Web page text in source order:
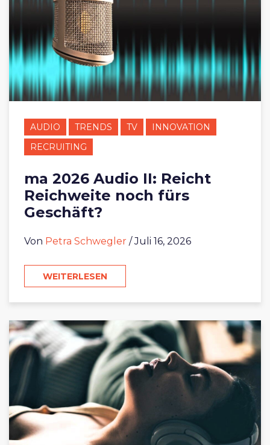
AUDIO TRENDS TV
INNOVATION
RECRUITING
ma 2026 Audio II: Reicht
Reichweite noch fürs
Geschäft?
Von Petra Schwegler / Juli 16, 2026
WEITERLESEN